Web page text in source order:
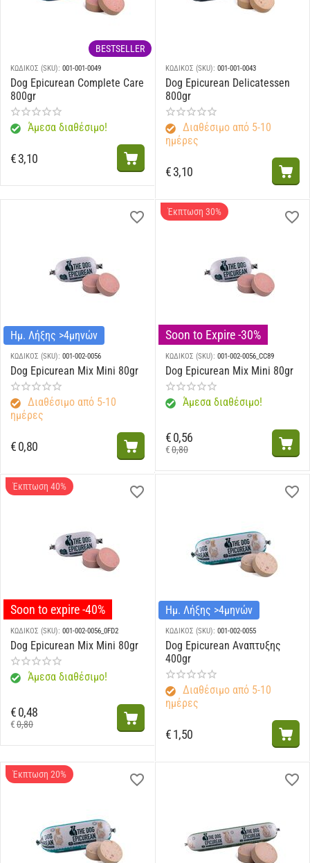
BESTSELLER
ΚΩΔΙΚΟΣ (SKU): 001-001-0049
Dog Epicurean Complete Care
800gr
Άμεσα διαθέσιμο!
€3,10
ΚΩΔΙΚΟΣ (SKU): 001-001-0043
Dog Epicurean Delicatessen
800gr
Διαθέσιμο από 5-10
ημέρες
€3,10
Ημ. Λήξης >4μηνών
ΚΩΔΙΚΟΣ (SKU): 001-002-0056
Dog Epicurean Mix Mini 80gr
Διαθέσιμο από 5-10
ημέρες
€0,80
Έκπτωση 30%
Soon to Expire -30%
ΚΩΔΙΚΟΣ (SKU): 001-002-0056_CC89
Dog Epicurean Mix Mini 80gr
Άμεσα διαθέσιμο!
€0,80
€0,56
Έκπτωση 40%
Soon to expire -40%
ΚΩΔΙΚΟΣ (SKU): 001-002-0056_0FD2
Dog Epicurean Mix Mini 80gr
Άμεσα διαθέσιμο!
€0,80
€0,48
Ημ. Λήξης >4μηνών
ΚΩΔΙΚΟΣ (SKU): 001-002-0055
Dog Epicurean Αναπτυξης
400gr
Διαθέσιμο από 5-10
ημέρες
€1,50
Έκπτωση 20%